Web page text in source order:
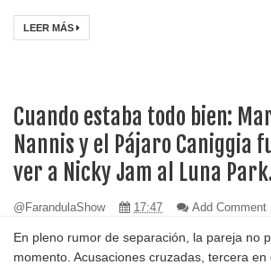
LEER MÁS
Cuando estaba todo bien:
Nannis y el Pájaro Caniggia
ver a Nicky Jam al Luna
@FarandulaShow 17:47 Add Comment
En pleno rumor de separación, la pareja no
momento. Acusaciones cruzadas, tercera en